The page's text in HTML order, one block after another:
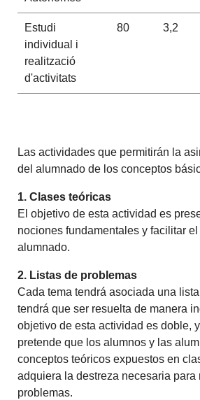
Estudi
individual i
realització
d'activitats
80 3,2
Las actividades que permitirán la
del alumnado de los conceptos
1. Clases teóricas
El objetivo de esta actividad es
nociones fundamentales y facilitar
alumnado.
2. Listas de problemas
Cada tema tendrá asociada una
tendrá que ser resuelta de manera
objetivo de esta actividad es doble,
pretende que los alumnos y las
conceptos teóricos expuestos en
adquiera la destreza necesaria para
problemas.